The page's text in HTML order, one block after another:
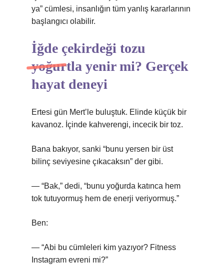
ya” cümlesi, insanlığın tüm yanlış kararlarının
başlangıcı olabilir.
İğde çekirdeği tozu
yoğurtla yenir mi? Gerçek
hayat deneyi
Ertesi gün Mert’le buluştuk. Elinde küçük bir
kavanoz. İçinde kahverengi, incecik bir toz.
Bana bakıyor, sanki “bunu yersen bir üst
bilinç seviyesine çıkacaksın” der gibi.
— “Bak,” dedi, “bunu yoğurda katınca hem
tok tutuyormuş hem de enerji veriyormuş.”
Ben:
— “Abi bu cümleleri kim yazıyor? Fitness
Instagram evreni mi?”